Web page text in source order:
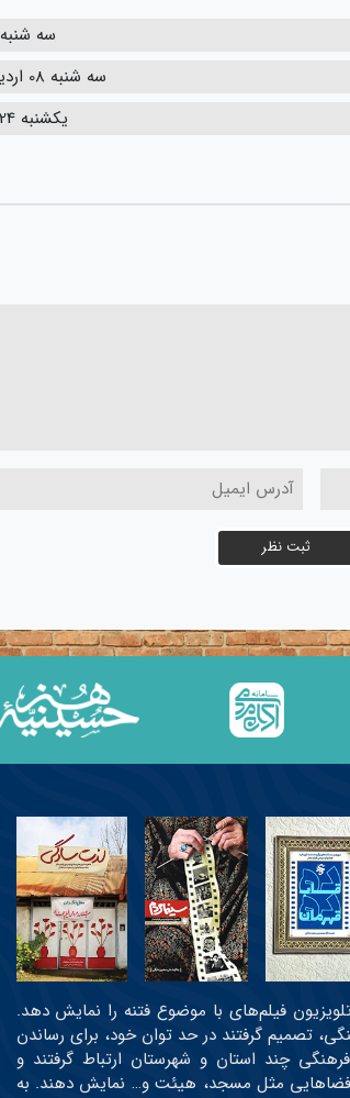
سه شنبه 09 تیر 1405
سه شنبه 08 اردیبهشت 1405
یکشنبه 24 اسفند 1404
ثبت نظر
تلویزیون فیلم‌های با موضوع فتنه را نمایش دهد.
تصمیم گرفتند در حد توان خود، برای رساندن
چند استان و شهرستان ارتباط گرفتند و
فضاهایی مثل مسجد، هیئت و… نمایش دهند. به